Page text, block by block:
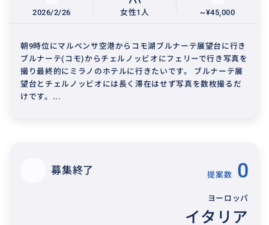
2026/2/26 女性1人 ~¥45,000
朝9時位にマルペンサ空港からコモ湖ブルナーテ展望台に行き
ブルナーテ(コモ)からチェルノッビオにフェリーで行き写真を
撮り最終的にミラノのホテルに行きたいです。 ブルナーテ展
望台とチェルノッビオには長く滞在はせず写真を数枚撮るだ
けです。...
募集終了 提案数 0
ヨーロッパ
イタリア